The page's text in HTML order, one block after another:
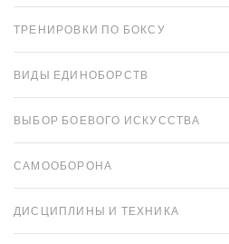
ТРЕНИРОВКИ ПО БОКСУ
ВИДЫ ЕДИНОБОРСТВ
ВЫБОР БОЕВОГО ИСКУССТВА
САМООБОРОНА
ДИСЦИПЛИНЫ И ТЕХНИКА